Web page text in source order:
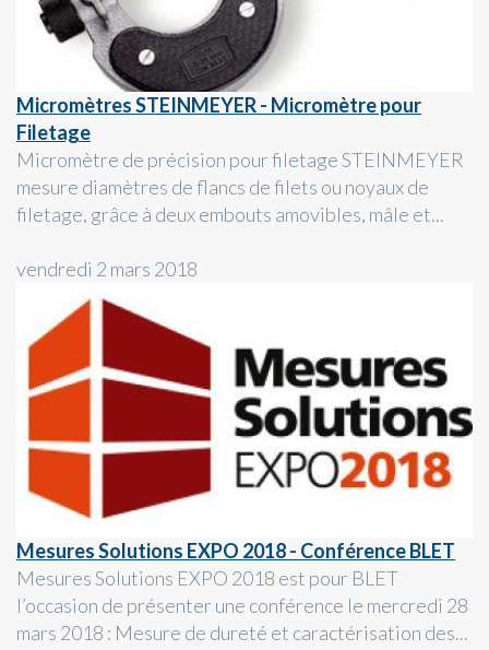
Micromètres STEINMEYER - Micromètre pour
Filetage
Micromètre de précision pour filetage STEINMEYER
mesure diamètres de flancs de filets ou noyaux de
filetage, grâce à deux embouts amovibles, mâle et...
vendredi 2 mars 2018
Mesures Solutions EXPO 2018 - Conférence BLET
Mesures Solutions EXPO 2018 est pour BLET
l’occasion de présenter une conférence le mercredi 28
mars 2018 : Mesure de dureté et caractérisation des...